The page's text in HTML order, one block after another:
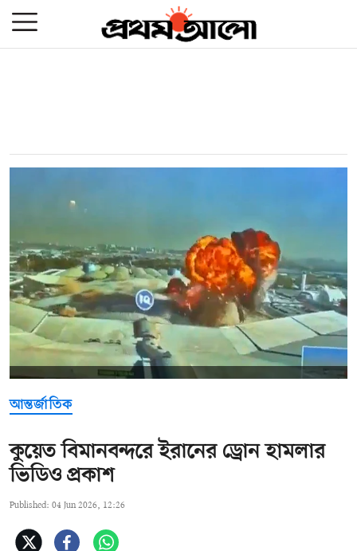
আন্তর্জাতিক
কুয়েত বিমানবন্দরে ইরানের ড্রোন হামলার
ভিডিও প্রকাশ
Published: 04 Jun 2026, 12:26